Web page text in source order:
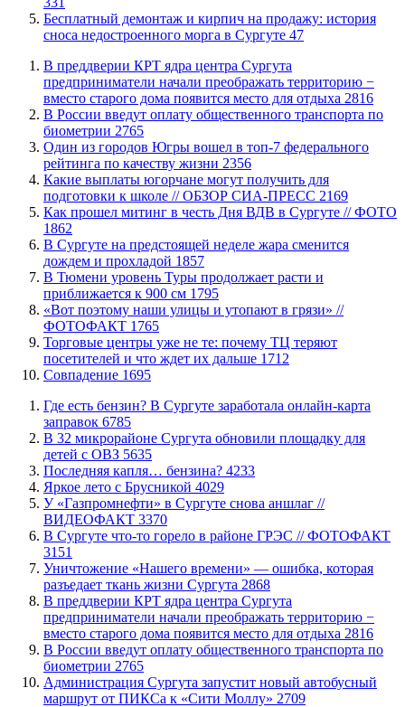
​Бесплатный демонтаж и кирпич на продажу: история
сноса недостроенного морга в Сургуте 47
​В преддверии КРТ ядра центра Сургута
предприниматели начали преображать территорию −
вместо старого дома появится место для отдыха 2816
В России введут оплату общественного транспорта по
биометрии 2765
Один из городов Югры вошел в топ-7 федерального
рейтинга по качеству жизни 2356
Какие выплаты югорчане могут получить для
подготовки к школе // ОБЗОР СИА-ПРЕСС 2169
Как прошел митинг в честь Дня ВДВ в Сургуте // ФОТО
1862
В Сургуте на предстоящей неделе жара сменится
дождем и прохладой 1857
В Тюмени уровень Туры продолжает расти и
приближается к 900 см 1795
«Вот поэтому наши улицы и утопают в грязи» //
ФОТОФАКТ 1765
Торговые центры уже не те: почему ТЦ теряют
посетителей и что ждет их дальше 1712
​Совпадение 1695
​Где есть бензин? В Сургуте заработала онлайн-карта
заправок 6785
В 32 микрорайоне Сургута обновили площадку для
детей с ОВЗ 5635
​Последняя капля… бензина? 4233
Яркое лето с Брусникой 4029
У «Газпромнефти» в Сургуте снова аншлаг //
ВИДЕОФАКТ 3370
​В Сургуте что-то горело в районе ГРЭС // ФОТОФАКТ
3151
​Уничтожение «Нашего времени» — ошибка, которая
разъедает ткань жизни Сургута 2868
​В преддверии КРТ ядра центра Сургута
предприниматели начали преображать территорию −
вместо старого дома появится место для отдыха 2816
В России введут оплату общественного транспорта по
биометрии 2765
​Администрация Сургута запустит новый автобусный
маршрут от ПИКСа к «Сити Моллу» 2709